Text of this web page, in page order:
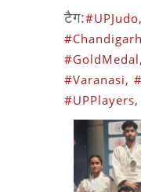
टैग:#UPJudo,
#GoldMedal,
#Varanasi,
#UPPlayers,